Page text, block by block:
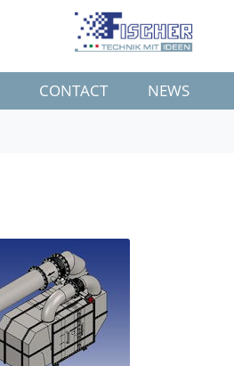
CONTACT
NEWS